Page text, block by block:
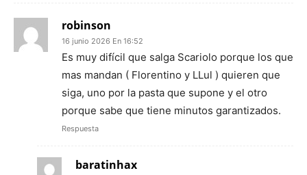
robinson
16 junio 2026 En 16:52
Es muy difícil que salga Scariolo porque los que
mas mandan ( Florentino y LLul ) quieren que
siga, uno por la pasta que supone y el otro
porque sabe que tiene minutos garantizados.
Respuesta
baratinhax